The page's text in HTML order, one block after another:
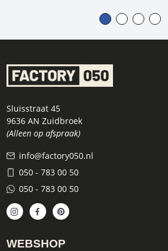
Sluisstraat 45
9636 AN Zuidbroek
(Alleen op afspraak)
info@factory050.nl
050 - 783 00 50
050 - 783 00 50
WEBSHOP